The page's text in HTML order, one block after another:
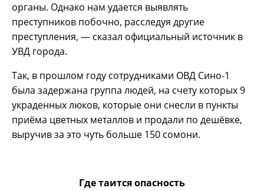
органы. Однако нам удается выявлять
преступников побочно, расследуя другие
преступления, — сказал официальный источник в
УВД города.
Так, в прошлом году сотрудниками ОВД Сино-1
была задержана группа людей, на счету которых 9
украденных люков, которые они снесли в пункты
приёма цветных металлов и продали по дешёвке,
выручив за это чуть больше 150 сомони.
Где таится опасность